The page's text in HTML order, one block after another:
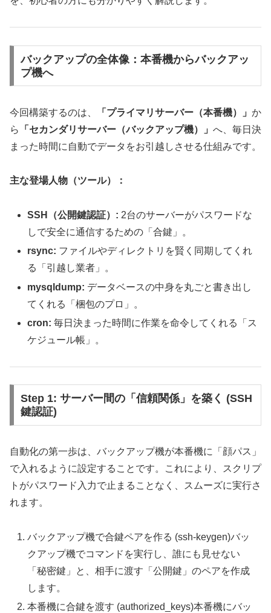
バックアップの全体像：本番機からバックアッ
プ機へ
今回構築するのは、 「プライマリサーバー（本番機）」 か
ら
「セカンダリサーバー（バックアップ機）」 へ、毎日決
まった時間に自動でデータをお引越しさせる仕組みです。
主な登場人物（ツール）：
SSH（公開鍵認証）: 2台のサーバーがパスワードな
しで安全に通信するための「合鍵」。
rsync: ファイルやディレクトリを賢く同期してくれ
る「引越し業者」。
mysqldump: データベースの中身を丸ごと書き出し
てくれる「梱包のプロ」。
cron: 毎日決まった時間に作業を命令してくれる「ス
ケジュール帳」。
Step 1: サーバー間の「信頼関係」を築く (SSH
鍵認証)
自動化の第一歩は、バックアップ機が本番機に「顔パス」
で入れるように設定することです。これにより、スクリプ
トがパスワード入力で止まることなく、スムーズに実行さ
れます。
バックアップ機で合鍵ペアを作る (ssh-keygen)バッ
クアップ機でコマンドを実行し、誰にも見せない
「秘密鍵」と、相手に渡す「公開鍵」のペアを作成
します。
本番機に合鍵を渡す (authorized_keys)本番機にバッ